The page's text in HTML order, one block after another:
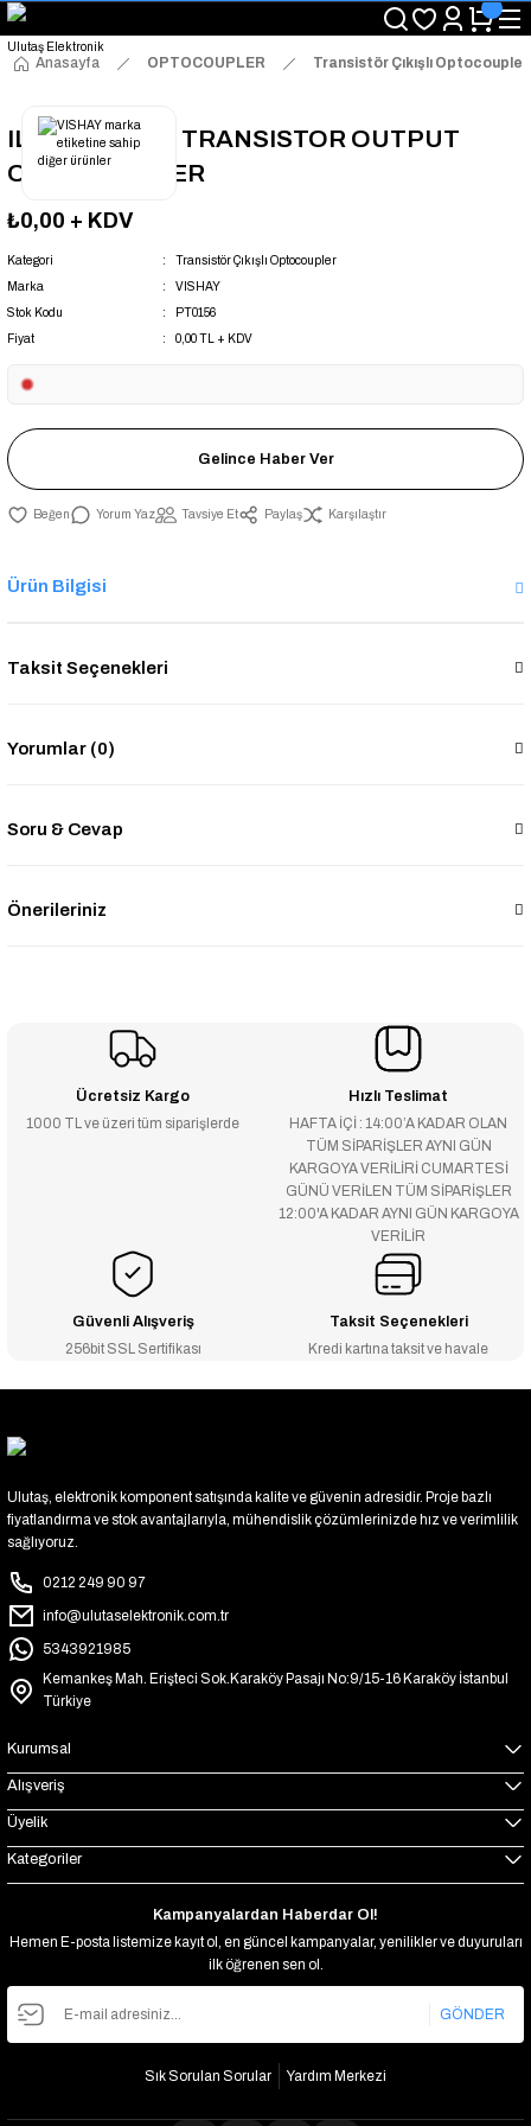
"Saat 14:00'a Kadar Verilen Siparişlerde Aynı Gün Kargo Avantajı!
"Binlerce Ürün Çeşitliliği ile Stoktan Hemen Teslim."
"Toptan Fiyatına Perakende Satış Avantajını Kaçırmayın!"
Anasayfa OPTOCOUPLER Transistör Çıkışlı Optocoupler
ILD206 SMD-8 TRANSISTOR OUTPUT
OPTOCOUPLER
₺0,00 + KDV
Kategori
Transistör Çıkışlı Optocoupler
Marka
VISHAY
Stok Kodu
PT0156
Fiyat
0,00 TL + KDV
Gelince Haber Ver
Yorum Yaz Tavsiye Et Paylaş Karşılaştır
Ürün Bilgisi
Taksit Seçenekleri
Yorumlar (0)
Soru & Cevap
Önerileriniz
Ücretsiz Kargo
1000 TL ve üzeri tüm siparişlerde
Hızlı Teslimat
HAFTA İÇİ : 14:00’A KADAR OLAN
TÜM SİPARİŞLER AYNI GÜN
KARGOYA VERİLİRİ CUMARTESİ
GÜNÜ VERİLEN TÜM SİPARİŞLER
12:00'A KADAR AYNI GÜN KARGOYA
VERİLİR
Güvenli Alışveriş
256bit SSL Sertifikası
Taksit Seçenekleri
Kredi kartına taksit ve havale
Ulutaş, elektronik komponent satışında kalite ve güvenin adresidir. Proje bazlı
fiyatlandırma ve stok avantajlarıyla, mühendislik çözümlerinizde hız ve verimlilik
sağlıyoruz.
0212 249 90 97
info@ulutaselektronik.com.tr
5343921985
Kemankeş Mah. Erişteci Sok.Karaköy Pasajı No:9/15-16 Karaköy İstanbul
Türkiye
Kurumsal
Alışveriş
Üyelik
Kategoriler
Kampanyalardan Haberdar Ol!
Hemen E-posta listemize kayıt ol, en güncel kampanyalar, yenilikler ve duyuruları
ilk öğrenen sen ol.
GÖNDER
Sık Sorulan Sorular Yardım Merkezi